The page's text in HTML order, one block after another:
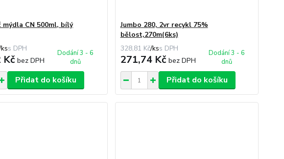
mýdla CN 500ml, bílý
ks
Kčbez DPH
Dodání 3 - 6
dnů
Přidat do košíku
Jumbo 280, 2vr recykl 75%
bělost,270m(6ks)
328,81 Kč/ks
271,74 Kč bez DPH
Dodání 3 - 6
dnů
Přidat do košíku